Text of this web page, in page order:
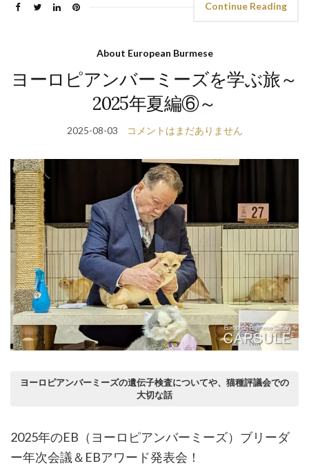
Continue Reading
About European Burmese
ヨーロピアンバーミーズを学ぶ旅～
2025年夏編⑥～
2025-08-03 コメントはまだありません
ヨーロピアンバーミーズの遺伝子検査についてや、猫種評議会での
大切な話
2025年のEB（ヨーロピアンバーミーズ）ブリーダ
ー年次会議＆EBアワード発表会！